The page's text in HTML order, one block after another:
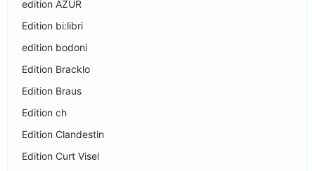
edition AZUR
Edition bi:libri
edition bodoni
Edition Bracklo
Edition Braus
Edition ch
Edition Clandestin
Edition Curt Visel